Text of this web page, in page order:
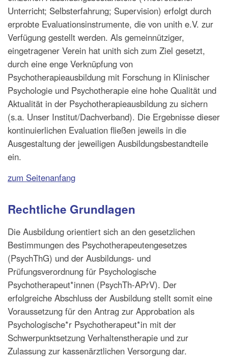
Unterricht; Selbsterfahrung; Supervision) erfolgt durch
erprobte Evaluationsinstrumente, die von unith e.V. zur
Verfügung gestellt werden. Als gemeinnütziger,
eingetragener Verein hat unith sich zum Ziel gesetzt,
durch eine enge Verknüpfung von
Psychotherapieausbildung mit Forschung in Klinischer
Psychologie und Psychotherapie eine hohe Qualität und
Aktualität in der Psychotherapieausbildung zu sichern
(s.a. Unser Institut/Dachverband). Die Ergebnisse dieser
kontinuierlichen Evaluation fließen jeweils in die
Ausgestaltung der jeweiligen Ausbildungsbestandteile
ein.
zum Seitenanfang
Rechtliche Grundlagen
Die Ausbildung orientiert sich an den gesetzlichen
Bestimmungen des Psychotherapeutengesetzes
(PsychThG) und der Ausbildungs- und
Prüfungsverordnung für Psychologische
Psychotherapeut*innen (PsychTh-APrV). Der
erfolgreiche Abschluss der Ausbildung stellt somit eine
Voraussetzung für den Antrag zur Approbation als
Psychologische*r Psychotherapeut*in mit der
Schwerpunktsetzung Verhaltenstherapie und zur
Zulassung zur kassenärztlichen Versorgung dar.